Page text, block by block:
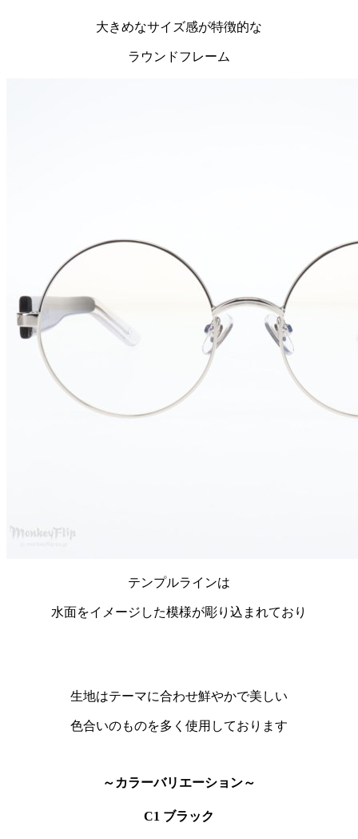
大きめなサイズ感が特徴的な
ラウンドフレーム
テンプルラインは
水面をイメージした模様が彫り込まれており
生地はテーマに合わせ鮮やかで美しい
色合いのものを多く使用しております
～カラーバリエーション～
C1 ブラック